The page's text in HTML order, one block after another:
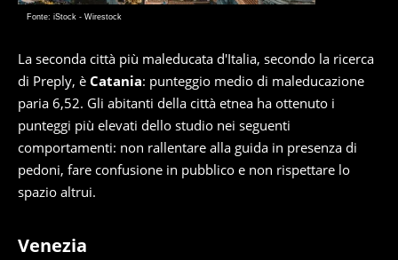
Fonte: iStock - Wirestock
La seconda città più maleducata d'Italia, secondo la ricerca
di Preply, è Catania: punteggio medio di maleducazione
paria 6,52. Gli abitanti della città etnea ha ottenuto i
punteggi più elevati dello studio nei seguenti
comportamenti: non rallentare alla guida in presenza di
pedoni, fare confusione in pubblico e non rispettare lo
spazio altrui.
Venezia